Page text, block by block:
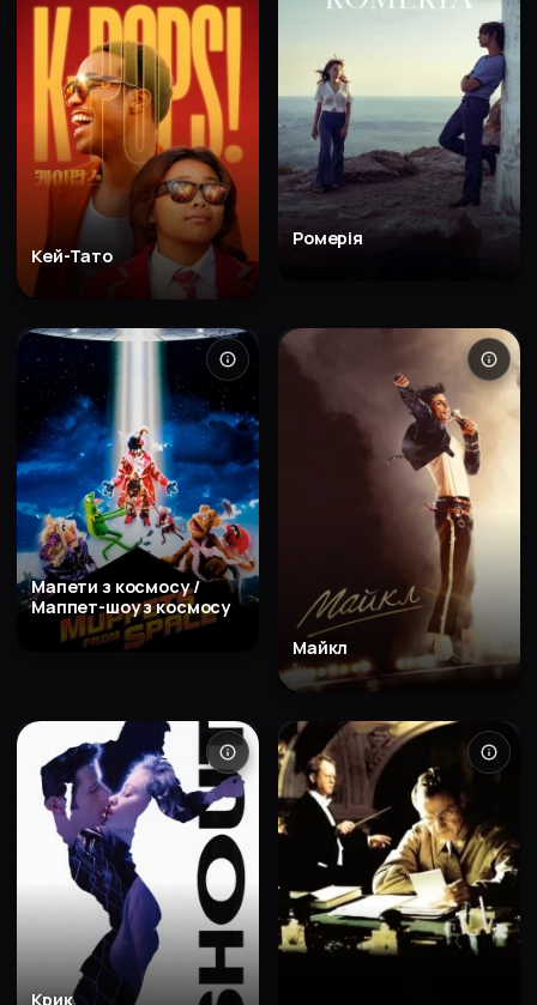
Кей-Тато
Ромерія
Мапети з космосу /
Маппет-шоу з космосу
Майкл
Крик